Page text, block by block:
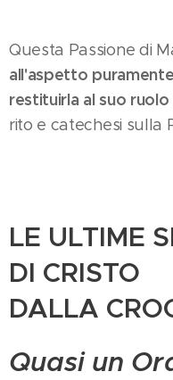
Questa Passione di
all'aspetto
restituirla al suo
rito e catechesi sulla
LE ULTIME
DI CRISTO
DALLA
Quasi un